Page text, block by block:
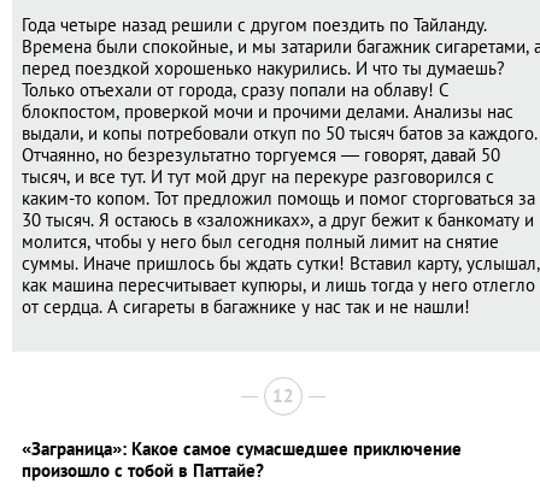
Года четыре назад решили с другом поездить по Тайланду.
Времена были спокойные, и мы затарили багажник сигаретами,
перед поездкой хорошенько накурились. И что ты думаешь?
Только отъехали от города, сразу попали на облаву! С
блокпостом, проверкой мочи и прочими делами. Анализы нас
выдали, и копы потребовали откуп по 50 тысяч батов за каждого.
Отчаянно, но безрезультатно торгуемся — говорят, давай 50
тысяч, и все тут. И тут мой друг на перекуре разговорился с
каким-то копом. Тот предложил помощь и помог сторговаться за
30 тысяч. Я остаюсь в «заложниках», а друг бежит к банкомату и
молится, чтобы у него был сегодня полный лимит на снятие
суммы. Иначе пришлось бы ждать сутки! Вставил карту, услышал,
как машина пересчитывает купюры, и лишь тогда у него отлегло
от сердца. А сигареты в багажнике у нас так и не нашли!
12
«Заграница»: Какое самое сумасшедшее приключение
произошло с тобой в Паттайе?